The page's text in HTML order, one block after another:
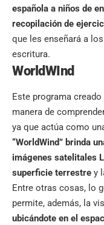
española a niños de
recopilación de
que les enseñará a
escritura.
WorldWInd
Este programa
manera de
ya que actúa como
“WorldWind” brinda
imágenes satelitales
superficie terrestre y
Entre otras cosas, lo
permite, además, la
ubicándote en el